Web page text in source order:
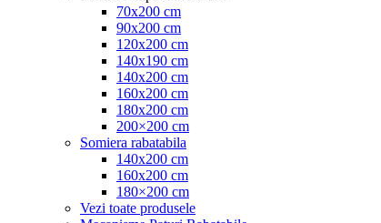
70x200 cm
90x200 cm
120x200 cm
140x190 cm
140x200 cm
160x200 cm
180x200 cm
200×200 cm
Somiera rabatabila
140x200 cm
160x200 cm
180×200 cm
Vezi toate produsele